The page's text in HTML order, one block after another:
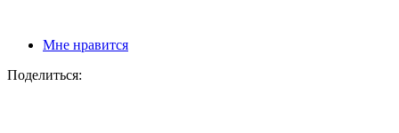
Мне нравится
Поделиться: